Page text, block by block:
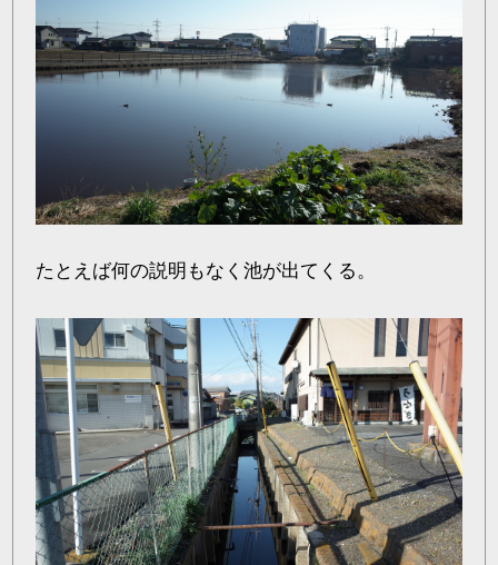
たとえば何の説明もなく池が出てくる。